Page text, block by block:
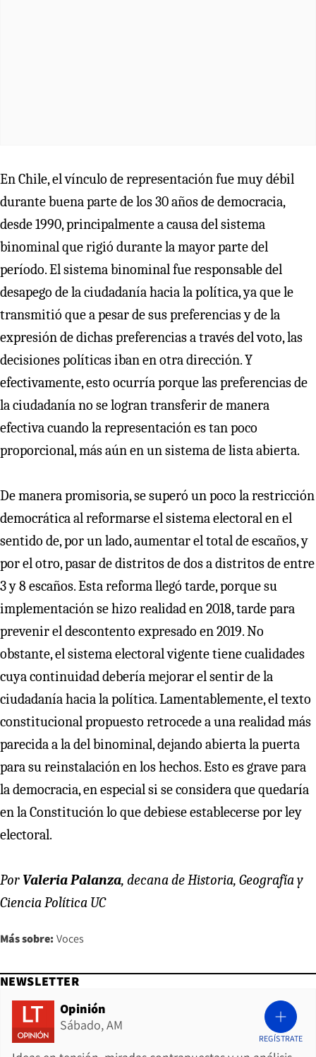
En Chile, el vínculo de representación fue muy débil
durante buena parte de los 30 años de democracia,
desde 1990, principalmente a causa del sistema
binominal que rigió durante la mayor parte del
período. El sistema binominal fue responsable del
desapego de la ciudadanía hacia la política, ya que le
transmitió que a pesar de sus preferencias y de la
expresión de dichas preferencias a través del voto, las
decisiones políticas iban en otra dirección. Y
efectivamente, esto ocurría porque las preferencias de
la ciudadanía no se logran transferir de manera
efectiva cuando la representación es tan poco
proporcional, más aún en un sistema de lista abierta.
De manera promisoria, se superó un poco la restricción
democrática al reformarse el sistema electoral en el
sentido de, por un lado, aumentar el total de escaños, y
por el otro, pasar de distritos de dos a distritos de entre
3 y 8 escaños. Esta reforma llegó tarde, porque su
implementación se hizo realidad en 2018, tarde para
prevenir el descontento expresado en 2019. No
obstante, el sistema electoral vigente tiene cualidades
cuya continuidad debería mejorar el sentir de la
ciudadanía hacia la política. Lamentablemente, el texto
constitucional propuesto retrocede a una realidad más
parecida a la del binominal, dejando abierta la puerta
para su reinstalación en los hechos. Esto es grave para
la democracia, en especial si se considera que quedaría
en la Constitución lo que debiese establecerse por ley
electoral.
Por Valeria Palanza, decana de Historia, Geografía y
Ciencia Política UC
Más sobre: Voces
NEWSLETTER
Opinión
Sábado, AM
REGÍSTRATE